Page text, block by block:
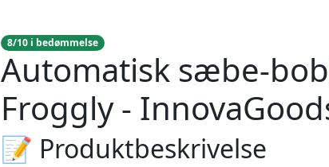
8/10 i bedømmelse
Automatisk sæbe-
Froggly -
📝 Produktbeskrivelse